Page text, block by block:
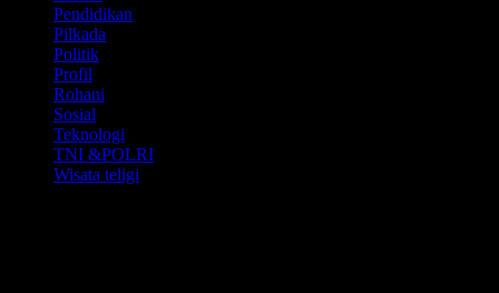
Pendidikan
Pilkada
Politik
Profil
Rohani
Sosial
Teknologi
TNI &POLRI
Wisata teligi